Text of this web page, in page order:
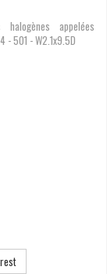
appelées
- 501 - W2.1x9.5D